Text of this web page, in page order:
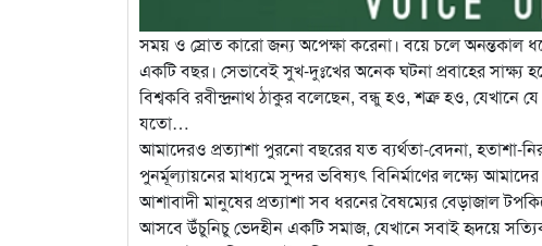
সময় ও স্রোত কারো জন্য অপেক্ষা করেনা। বয়ে চলে অনন্তকাল
একটি বছর। সেভাবেই সুখ-দুঃখের অনেক ঘটনা প্রবাহের
বিশ্বকবি রবীন্দ্রনাথ ঠাকুর বলেছেন, বন্ধু হও, শত্রু হও,
যতো…
আমাদেরও প্রত্যাশা পুরনো বছরের যত ব্যর্থতা-বেদনা,
পুনর্মূল্যায়নের মাধ্যমে সুন্দর ভবিষ্যৎ বিনির্মাণের লক্ষ্যে
আশাবাদী মানুষের প্রত্যাশা সব ধরনের বৈষম্যের বেড়াজাল
আসবে উঁচুনিচু ভেদহীন একটি সমাজ, যেখানে সবাই হৃদয়ে